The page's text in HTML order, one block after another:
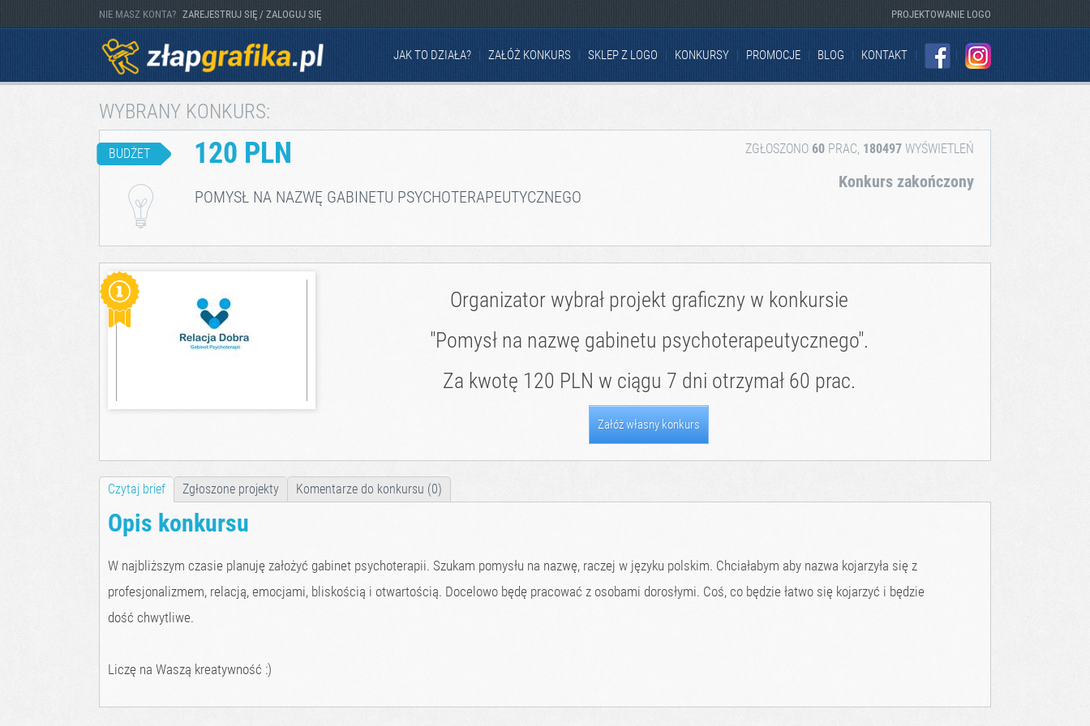
PROJEKTOWANIE LOGO
NIE MASZ KONTA? ZAREJESTRUJ SIĘ / ZALOGUJ SIĘ
JAK TO DZIAŁA? ZAŁÓŻ KONKURS SKLEP Z LOGO KONKURSY PROMOCJE BLOG
KONTAKT
INSTAGRAM
WYBRANY KONKURS:
BUDŻET 120 PLN ZGŁOSZONO 60 PRAC, 180497 WYŚWIETLEŃ
POMYSŁ NA NAZWĘ GABINETU PSYCHOTERAPEUTYCZNEGO
Konkurs zakończony
Organizator wybrał projekt graficzny w konkursie
"Pomysł na nazwę gabinetu psychoterapeutycznego".
Za kwotę 120 PLN w ciągu 7 dni otrzymał 60 prac.
Załóż własny konkurs
Czytaj brief Zgłoszone projekty Komentarze do konkursu (0)
Opis konkursu
W najbliższym czasie planuję założyć gabinet psychoterapii. Szukam pomysłu na nazwę, raczej w języku polskim. Chciałabym aby nazwa kojarzyła się z
profesjonalizmem, relacją, emocjami, bliskością i otwartością. Docelowo będę pracować z osobami dorosłymi. Coś, co będzie łatwo się kojarzyć i będzie
dość chwytliwe.
Liczę na Waszą kreatywność :)